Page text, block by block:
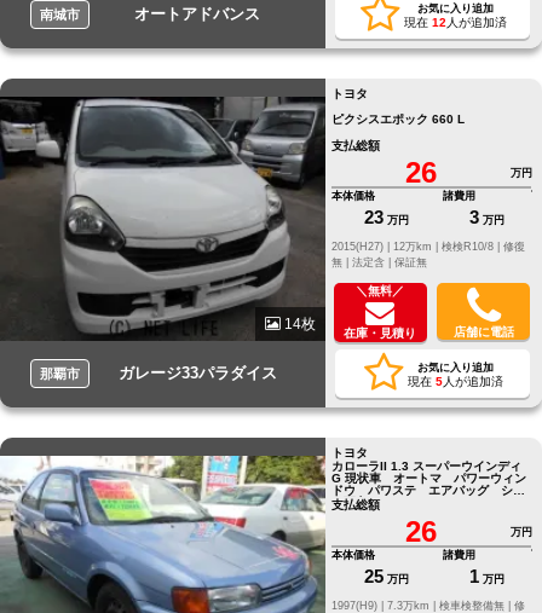
南城市 オートアドバンス お気に入り追加
現在 12 人が追加済
14枚
那覇市 ガレージ33パラダイス
トヨタ
ピクシスエポック 660 L
支払総額
26
万円
本体価格
23 万円
諸費用
3 万円
修復
無 | 法定含 | 保証無
＼無料／
在庫・見積り 店舗に電話
お気に入り追加
現在 5人が追加済
トヨタ
カローラII 1.3 スーパーウインディ
G 現状車 オートマ パワーウィン
ドウ パワステ エアバッグ シフ
ト不良
支払総額
26
万円
本体価格
25 万円
諸費用
1 万円
修